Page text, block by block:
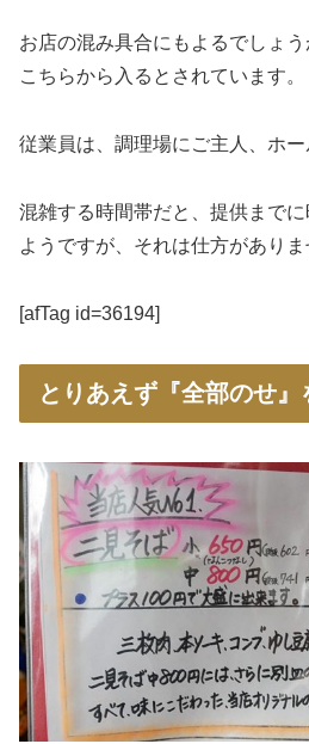
お店の混み具合にもよるでしょ
こちらから入るとされています。
従業員は、調理場にご主人、ホー
混雑する時間帯だと、提供まで
ようですが、それは仕方がありま
[afTag id=36194]
とりあえず『全部のせ』